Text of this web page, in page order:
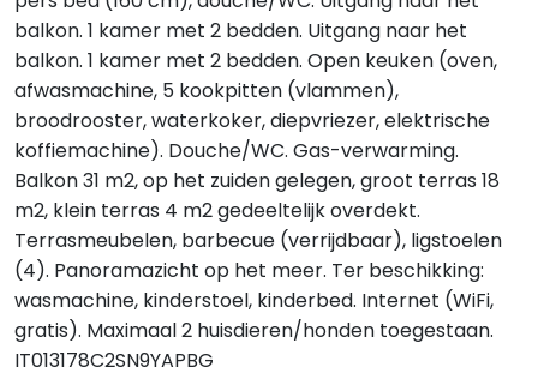
balkon. 1 kamer met 2 bedden. Uitgang naar het
balkon. 1 kamer met 2 bedden. Open keuken (oven,
afwasmachine, 5 kookpitten (vlammen),
broodrooster, waterkoker, diepvriezer, elektrische
koffiemachine). Douche/WC. Gas-verwarming.
Balkon 31 m2, op het zuiden gelegen, groot terras 18
m2, klein terras 4 m2 gedeeltelijk overdekt.
Terrasmeubelen, barbecue (verrijdbaar), ligstoelen
(4). Panoramazicht op het meer. Ter beschikking:
wasmachine, kinderstoel, kinderbed. Internet (WiFi,
gratis). Maximaal 2 huisdieren/honden toegestaan.
IT013178C2SN9YAPBG